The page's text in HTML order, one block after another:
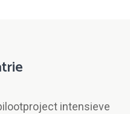
intensieve